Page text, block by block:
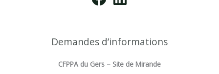
Demandes d’informations
CFPPA du Gers – Site de Mirande